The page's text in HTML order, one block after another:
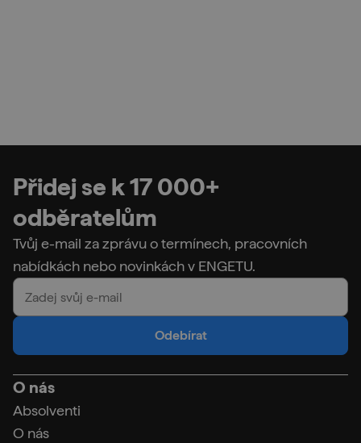
Přidej se k 17 000+
odběratelům
Tvůj e-mail za zprávu o termínech, pracovních
nabídkách nebo novinkách v ENGETU.
Odebírat
O nás
Absolventi
O nás